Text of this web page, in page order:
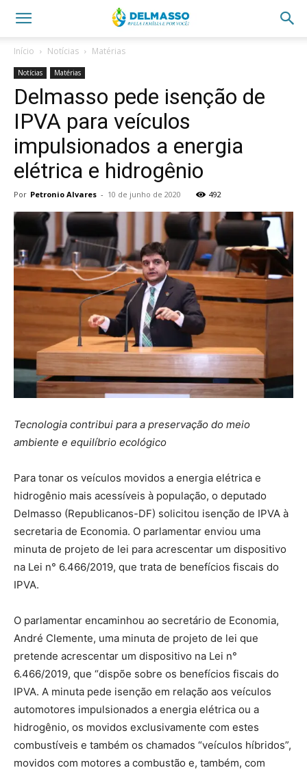
Início Notícias Matérias
Notícias Matérias
Delmasso pede isenção de
IPVA para veículos
impulsionados a energia
elétrica e hidrogênio
Por Petronio Alvares - 10 de junho de 2020 492
Tecnologia contribui para a preservação do meio
ambiente e equilíbrio ecológico
Para tonar os veículos movidos a energia elétrica e
hidrogênio mais acessíveis à população, o deputado
Delmasso (Republicanos-DF) solicitou isenção de IPVA à
secretaria de Economia. O parlamentar enviou uma
minuta de projeto de lei para acrescentar um dispositivo
na Lei n° 6.466/2019, que trata de benefícios fiscais do
IPVA.
O parlamentar encaminhou ao secretário de Economia,
André Clemente, uma minuta de projeto de lei que
pretende acrescentar um dispositivo na Lei n°
6.466/2019, que “dispõe sobre os benefícios fiscais do
IPVA. A minuta pede isenção em relação aos veículos
automotores impulsionados a energia elétrica ou a
hidrogênio, os movidos exclusivamente com estes
combustíveis e também os chamados “veículos híbridos”,
movidos com motores a combustão e, também, com